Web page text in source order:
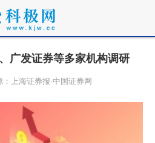
广发证券等多家机构调研
上海证券报·中国证券网